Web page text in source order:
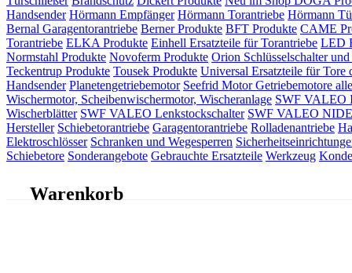
Handsender Hörmann Empfänger Hörmann Torantriebe Hörmann
Bernal Garagentorantriebe Berner Produkte BFT Produkte CAME
Torantriebe ELKA Produkte Einhell Ersatzteile für Torantriebe LED
Normstahl Produkte Novoferm Produkte Orion Schlüsselschalter und
Teckentrup Produkte Tousek Produkte Universal Ersatzteile für Tore
Handsender Planetengetriebemotor Seefrid Motor Getriebemotore
Wischermotor, Scheibenwischermotor, Wischeranlage SWF VALEO
Wischerblätter SWF VALEO Lenkstockschalter SWF VALEO
Hersteller Schiebetorantriebe Garagentorantriebe Rolladenantriebe
Elektroschlösser Schranken und Wegesperren
Schiebetore Sonderangebote Gebrauchte Ersatzteile Werkzeug
Warenkorb